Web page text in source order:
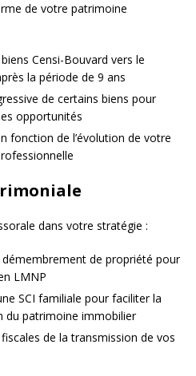
de votre patrimoine
Censi-Bouvard vers le
la période de 9 ans
de certains biens pour
opportunités
fonction de l’évolution de votre
dans votre stratégie :
démembrement de propriété pour
LMNP
SCI familiale pour faciliter la
du patrimoine immobilier
de la transmission de vos